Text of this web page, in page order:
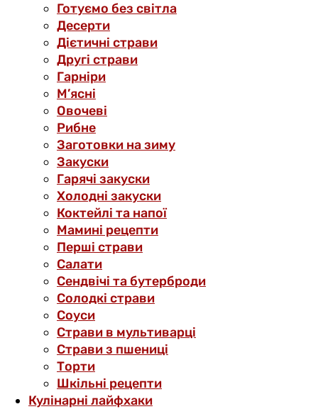
Готуємо без світла
Десерти
Дієтичні страви
Другі страви
Гарніри
М’ясні
Овочеві
Рибне
Заготовки на зиму
Закуски
Гарячі закуски
Холодні закуски
Коктейлі та напої
Мамині рецепти
Перші страви
Салати
Сендвічі та бутерброди
Солодкі страви
Соуси
Страви в мультиварці
Страви з пшениці
Торти
Шкільні рецепти
Кулінарні лайфхаки